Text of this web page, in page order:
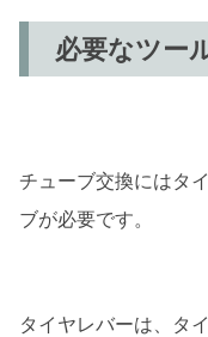
必要なツー
チューブ交換にはタ
ブが必要です。
タイヤレバーは、タ